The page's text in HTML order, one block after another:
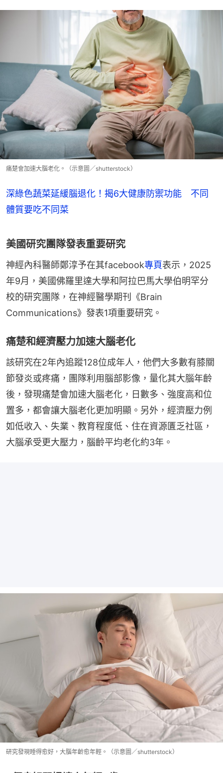
痛楚會加速大腦老化。（示意圖／shutterstock）
深綠色蔬菜延緩腦退化！揭6大健康防禦功能 不同
體質要吃不同菜
美國研究團隊發表重要研究
神經內科醫師鄭淳予在其facebook專頁表示，2025
年9月，美國佛羅里達大學和阿拉巴馬大學伯明罕分
校的研究團隊，在神經醫學期刊《Brain
Communications》發表1項重要研究。
痛楚和經濟壓力加速大腦老化
該研究在2年內追蹤128位成年人，他們大多數有膝關
節發炎或疼痛，團隊利用腦部影像，量化其大腦年齡
後，發現痛楚會加速大腦老化，日數多、強度高和位
置多，都會讓大腦老化更加明顯。另外，經濟壓力例
如低收入、失業、教育程度低、住在資源匱乏社區，
大腦承受更大壓力，腦齡平均老化約3年。
研究發現睡得愈好，大腦年齡愈年輕。（示意圖／shutterstock）